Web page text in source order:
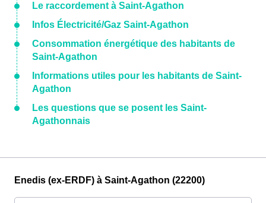
Le raccordement à Saint-Agathon
Infos Électricité/Gaz Saint-Agathon
Consommation énergétique des habitants de
Saint-Agathon
Informations utiles pour les habitants de Saint-
Agathon
Les questions que se posent les Saint-
Agathonnais
Enedis (ex-ERDF) à Saint-Agathon (22200)